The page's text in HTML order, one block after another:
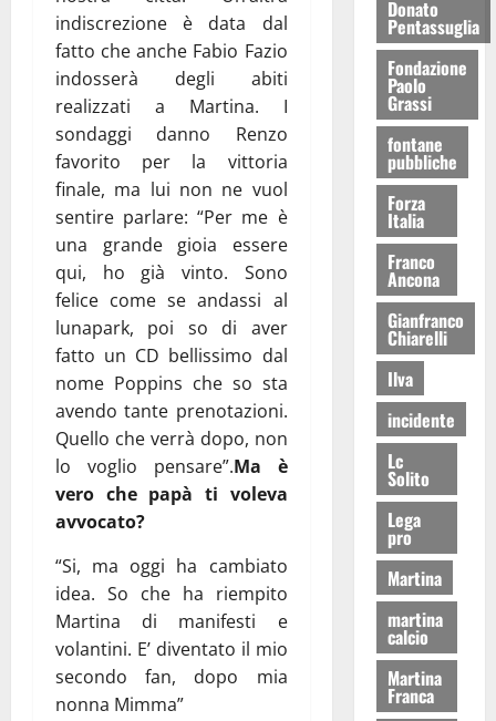
indiscrezione è data dal
fatto che anche Fabio Fazio
indosserà degli abiti
realizzati a Martina. I
sondaggi danno Renzo
favorito per la vittoria
finale, ma lui non ne vuol
sentire parlare: “Per me è
una grande gioia essere
qui, ho già vinto. Sono
felice come se andassi al
lunapark, poi so di aver
fatto un CD bellissimo dal
nome Poppins che so sta
avendo tante prenotazioni.
Quello che verrà dopo, non
lo voglio pensare”.Ma è
vero che papà ti voleva
avvocato?
“Si, ma oggi ha cambiato
idea. So che ha riempito
Martina di manifesti e
volantini. E’ diventato il mio
secondo fan, dopo mia
nonna Mimma”
Donato
Pentassuglia
Fondazione
Paolo
Grassi
fontane
pubbliche
Forza
Italia
Franco
Ancona
Gianfranco
Chiarelli
Ilva
incidente
Lc
Solito
Lega
pro
Martina
martina
calcio
Martina
Franca